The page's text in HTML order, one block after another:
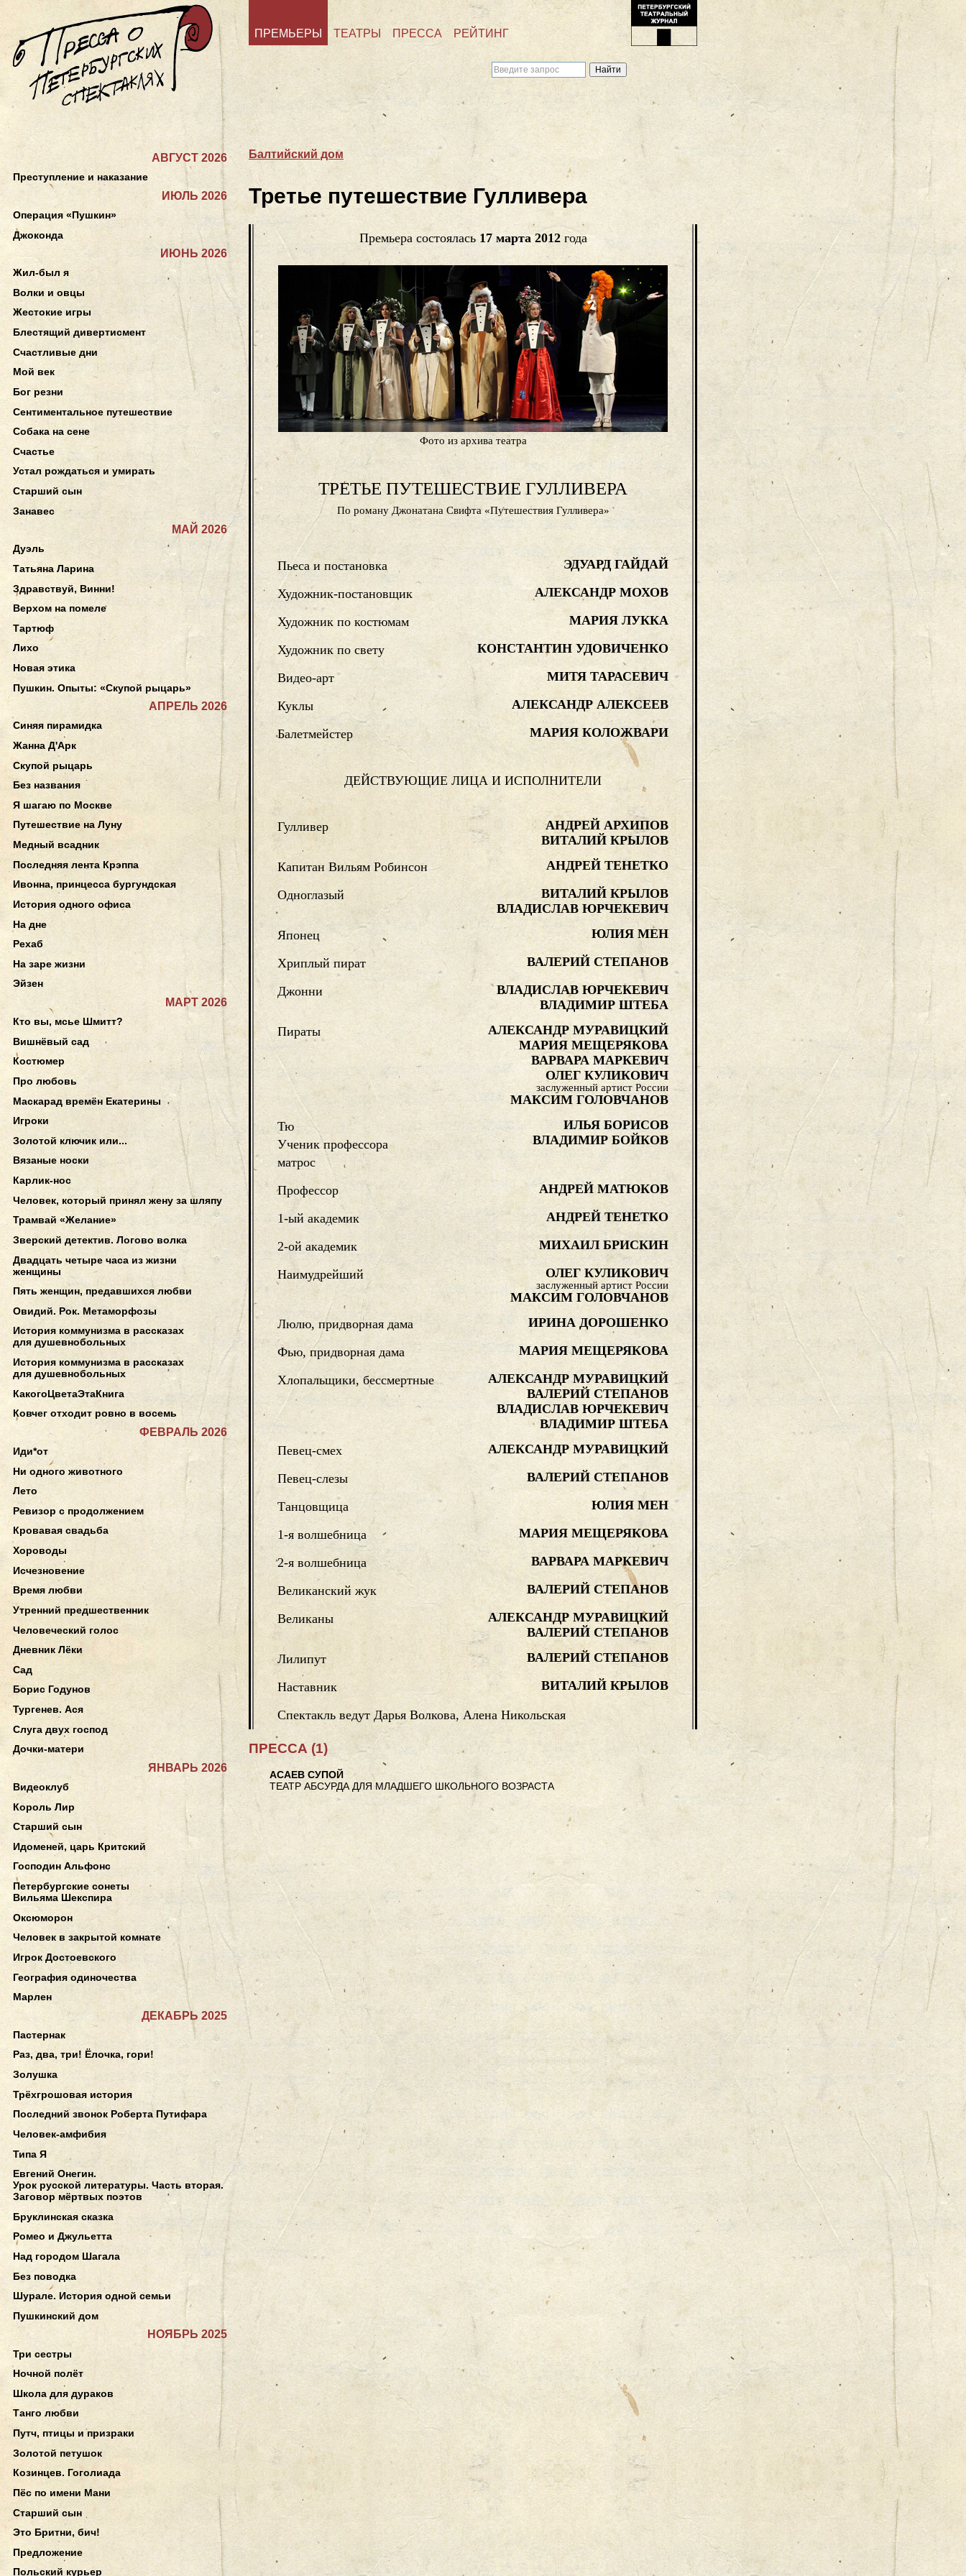
ПРЕМЬЕРЫ ТЕАТРЫ ПРЕССА РЕЙТИНГ
Балтийский дом
Третье путешествие Гулливера
Премьера состоялась17 марта 2012года
Фото из архива театра
ТРЕТЬЕ ПУТЕШЕСТВИЕ ГУЛЛИВЕРА
По роману Джонатана Свифта «Путешествия Гулливера»
Пьеса и постановка ЭДУАРД ГАЙДАЙ
Художник-постановщик АЛЕКСАНДР МОХОВ
Художник по костюмам МАРИЯ ЛУККА
Художник по свету КОНСТАНТИН УДОВИЧЕНКО
Видео-арт МИТЯ ТАРАСЕВИЧ
Куклы АЛЕКСАНДР АЛЕКСЕЕВ
Балетмейстер МАРИЯ КОЛОЖВАРИ
ДЕЙСТВУЮЩИЕ ЛИЦА И ИСПОЛНИТЕЛИ
Гулливер
АНДРЕЙ АРХИПОВ
ВИТАЛИЙ КРЫЛОВ
Капитан Вильям Робинсон
АНДРЕЙ ТЕНЕТКО
Одноглазый
ВИТАЛИЙ КРЫЛОВ
ВЛАДИСЛАВ ЮРЧЕКЕВИЧ
Японец
ЮЛИЯ МЕН
Хриплый пират ВАЛЕРИЙ СТЕПАНОВ
Джонни
ВЛАДИСЛАВ ЮРЧЕКЕВИЧ
ВЛАДИМИР ШТЕБА
Пираты
АЛЕКСАНДР МУРАВИЦКИЙ
МАРИЯ МЕЩЕРЯКОВА
ВАРВАРА МАРКЕВИЧ
ОЛЕГ КУЛИКОВИЧ
заслуженный артист России
МАКСИМ ГОЛОВЧАНОВ
Тю
Ученик профессора
матрос
ИЛЬЯ БОРИСОВ
ВЛАДИМИР БОЙКОВ
Профессор АНДРЕЙ МАТЮКОВ
1-ый академик АНДРЕЙ ТЕНЕТКО
2-ой академик МИХАИЛ БРИСКИН
Наимудрейший ОЛЕГ КУЛИКОВИЧ
заслуженный артист России
МАКСИМ ГОЛОВЧАНОВ
Люлю, придворная дама
ИРИНА ДОРОШЕНКО
Фью, придворная дама МАРИЯ МЕЩЕРЯКОВА
Хлопальщики, бессмертные
АЛЕКСАНДР МУРАВИЦКИЙ
ВАЛЕРИЙ СТЕПАНОВ
ВЛАДИСЛАВ ЮРЧЕКЕВИЧ
ВЛАДИМИР ШТЕБА
Певец-смех
АЛЕКСАНДР МУРАВИЦКИЙ
Певец-слезы ВАЛЕРИЙ СТЕПАНОВ
Танцовщица ЮЛИЯ МЕН
1-я волшебница МАРИЯ МЕЩЕРЯКОВА
2-я волшебница ВАРВАРА МАРКЕВИЧ
Великанский жук ВАЛЕРИЙ СТЕПАНОВ
Великаны
АЛЕКСАНДР МУРАВИЦКИЙ
ВАЛЕРИЙ СТЕПАНОВ
Лилипут
ВАЛЕРИЙ СТЕПАНОВ
Наставник ВИТАЛИЙ КРЫЛОВ
Спектакль ведут Дарья Волкова, Алена Никольская
ПРЕССА (1)
АСАЕВ СУПОЙ
ТЕАТР АБСУРДА ДЛЯ МЛАДШЕГО ШКОЛЬНОГО ВОЗРАСТА
АВГУСТ 2026
Преступление и наказание
ИЮЛЬ 2026
Операция «Пушкин»
Джоконда
ИЮНЬ 2026
Жил-был я
Волки и овцы
Жестокие игры
Блестящий дивертисмент
Счастливые дни
Мой век
Бог резни
Сентиментальное путешествие
Собака на сене
Счастье
Устал рождаться и умирать
Старший сын
Занавес
МАЙ 2026
Дуэль
Татьяна Ларина
Здравствуй, Винни!
Верхом на помеле
Тартюф
Лихо
Новая этика
Пушкин. Опыты: «Скупой рыцарь»
АПРЕЛЬ 2026
Синяя пирамидка
Жанна Д'Арк
Скупой рыцарь
Без названия
Я шагаю по Москве
Путешествие на Луну
Медный всадник
Последняя лента Крэппа
Ивонна, принцесса бургундская
История одного офиса
На дне
Рехаб
На заре жизни
Эйзен
МАРТ 2026
Кто вы, мсье Шмитт?
Вишнёвый сад
Костюмер
Про любовь
Маскарад времён Екатерины
Игроки
Золотой ключик или...
Вязаные носки
Карлик-нос
Человек, который принял жену за шляпу
Трамвай «Желание»
Зверский детектив. Логово волка
Двадцать четыре часа из жизни
женщины
Пять женщин, предавшихся любви
Овидий. Рок. Метаморфозы
История коммунизма в рассказах
для душевнобольных
История коммунизма в рассказах
для душевнобольных
КакогоЦветаЭтаКнига
Ковчег отходит ровно в восемь
ФЕВРАЛЬ 2026
Иди*от
Ни одного животного
Лето
Ревизор с продолжением
Кровавая свадьба
Хороводы
Исчезновение
Время любви
Утренний предшественник
Человеческий голос
Дневник Лёки
Сад
Борис Годунов
Тургенев. Ася
Слуга двух господ
Дочки-матери
ЯНВАРЬ 2026
Видеоклуб
Король Лир
Старший сын
Идоменей, царь Критский
Господин Альфонс
Петербургские сонеты
Вильяма Шекспира
Оксюморон
Человек в закрытой комнате
Игрок Достоевского
География одиночества
Марлен
ДЕКАБРЬ 2025
Пастернак
Раз, два, три! Ёлочка, гори!
Золушка
Трёхгрошовая история
Последний звонок Роберта Путифара
Человек-амфибия
Типа Я
Евгений Онегин.
Урок русской литературы. Часть вторая.
Заговор мёртвых поэтов
Бруклинская сказка
Ромео и Джульетта
Над городом Шагала
Без поводка
Шурале. История одной семьи
Пушкинский дом
НОЯБРЬ 2025
Три сестры
Ночной полёт
Школа для дураков
Танго любви
Путч, птицы и призраки
Золотой петушок
Козинцев. Гоголиада
Пёс по имени Мани
Старший сын
Это Бритни, бич!
Предложение
Польский курьер